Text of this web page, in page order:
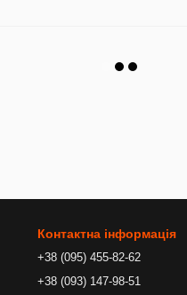
Контактна інформація
+38 (095) 455-82-62
+38 (093) 147-98-51